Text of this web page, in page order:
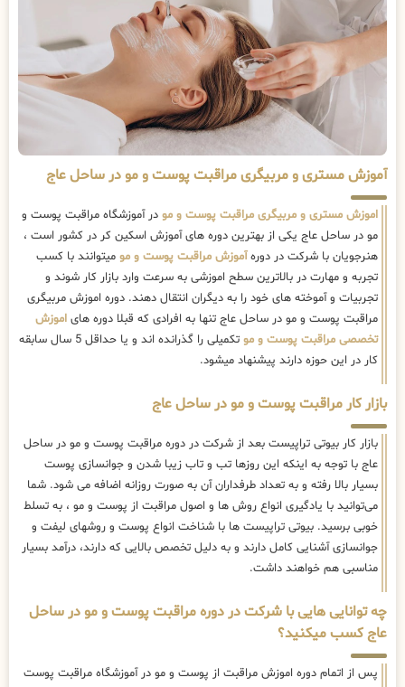
آموزش مستری و مربیگری مراقبت پوست و مو در ساحل عاج
اموزش مستری و مربیگری مراقبت پوست و مو در آموزشگاه مراقبت پوست و
مو در ساحل عاج یکی از بهترین دوره های آموزش اسکین کر در کشور است ،
هنرجویان با شرکت در دورهآموزش مراقبت پوست و مو میتوانند با کسب
تجربه و مهارت در بالاترین سطح اموزشی به سرعت وارد بازار کار شوند و
تجربیات و آموخته های خود را به دیگران انتقال دهند. دوره اموزش مربیگری
مراقبت پوست و مو در ساحل عاج تنها به افرادی که قبلا دوره های اموزش
تخصصی مراقبت پوست و مو
تکمیلی را گذرانده اند و یا حداقل 5 سال سابقه
کار در این حوزه دارند پیشنهاد میشود.
بازار کار مراقبت پوست و مو در ساحل عاج
بازار کار بیوتی تراپیست بعد از شرکت در دوره مراقبت پوست و مو در ساحل
عاج با توجه به اینکه این روزها تب و تاب زیبا شدن و جوانسازی پوست
بسیار بالا رفته و به تعداد طرفداران آن به صورت روزانه اضافه می شود. شما
می‌توانید با یادگیری انواع روش ها و اصول مراقبت از پوست و مو ، به تسلط
خوبی برسید. بیوتی تراپیست ها با شناخت انواع پوست و روشهای لیفت و
جوانسازی آشنایی کامل دارند و به دلیل تخصص بالایی که دارند، درآمد بسیار
مناسبی هم خواهند داشت.
چه توانایی هایی با شرکت در دوره مراقبت پوست و مو در ساحل
عاج کسب میکنید؟
پس از اتمام دوره اموزش مراقبت از پوست و مو در آموزشگاه مراقبت پوست